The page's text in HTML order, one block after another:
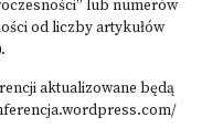
lub numerów
od liczby artykułów
aktualizowane będą